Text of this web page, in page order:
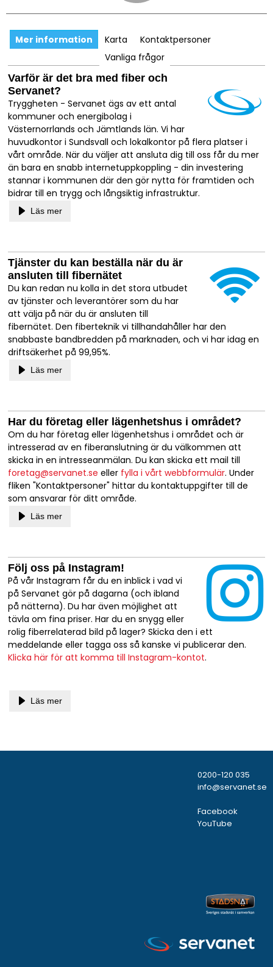
Mer information Karta
Kontaktpersoner
Vanliga frågor
Varför är det bra med fiber och
Servanet?
Tryggheten - Servanet ägs av ett antal
kommuner och energibolag i
Västernorrlands och Jämtlands län. Vi har
huvudkontor i Sundsvall och lokalkontor på flera platser i
vårt område. När du väljer att ansluta dig till oss får du mer
än bara en snabb internetuppkoppling - din investering
stannar i kommunen där den gör nytta för framtiden och
bidrar till en trygg och långsiktig infrastruktur.
Läs mer
Tjänster du kan beställa när du är
ansluten till fibernätet
Du kan redan nu kolla in det stora utbudet
av tjänster och leverantörer som du har
att välja på när du är ansluten till
fibernätet. Den fiberteknik vi tillhandahåller har den
snabbaste bandbredden på marknaden, och vi har idag en
driftsäkerhet på 99,95%.
Läs mer
Har du företag eller lägenhetshus i området?
Om du har företag eller lägenhetshus i området och är
intresserad av en fiberanslutning är du välkommen att
skicka in en intresseanmälan. Du kan skicka ett mail till
foretag@servanet.se eller fylla i vårt webbformulär. Under
fliken "Kontaktpersoner" hittar du kontaktuppgifter till de
som ansvarar för ditt område.
Läs mer
Följ oss på Instagram!
På vår Instagram får du en inblick i vad vi
på Servanet gör på dagarna (och ibland
på nätterna). Du har även möjlighet att
tävla om fina priser. Har du en snygg eller
rolig fiberrelaterad bild på lager? Skicka den i ett
meddelande eller tagga oss så kanske vi publicerar den.
Klicka här för att komma till Instagram-kontot.
Läs mer
0200-120 035
info@servanet.se
Facebook
YouTube